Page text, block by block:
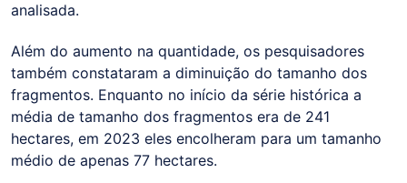
analisada.
Além do aumento na quantidade, os pesquisadores
também constataram a diminuição do tamanho dos
fragmentos. Enquanto no início da série histórica a
média de tamanho dos fragmentos era de 241
hectares, em 2023 eles encolheram para um tamanho
médio de apenas 77 hectares.